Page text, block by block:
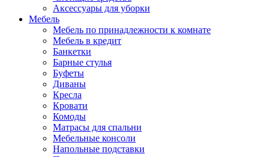
Аксессуары для уборки
Мебель
Мебель по принадлежности к комнате
Мебель в кредит
Банкетки
Барные стулья
Буфеты
Диваны
Кресла
Кровати
Комоды
Матрасы для спальни
Мебельные консоли
Напольные подставки